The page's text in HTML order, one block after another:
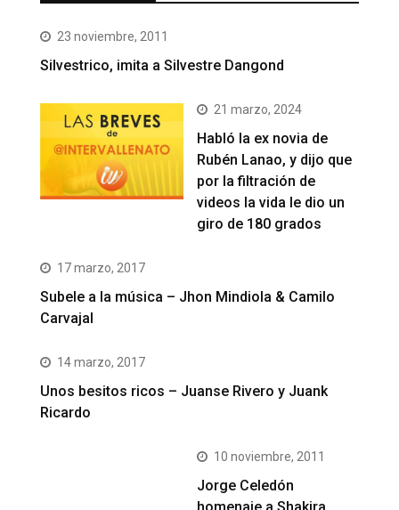
23 noviembre, 2011
Silvestrico, imita a Silvestre Dangond
21 marzo, 2024
Habló la ex novia de
Rubén Lanao, y dijo que
por la filtración de
videos la vida le dio un
giro de 180 grados
17 marzo, 2017
Subele a la música – Jhon Mindiola & Camilo
Carvajal
14 marzo, 2017
Unos besitos ricos – Juanse Rivero y Juank
Ricardo
10 noviembre, 2011
Jorge Celedón